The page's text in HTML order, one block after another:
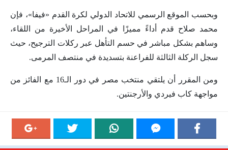
وبحسب الموقع الرسمي للاتحاد الدولي لكرة القدم «فيفا»، فإن
محمد صلاح قدم أداءً مميزًا في المراحل الأخيرة من اللقاء،
وساهم بشكل مباشر في حسم التأهل عبر ركلات الترجيح، حيث
سجل الركلة الثالثة للفراعنة بتسديدة في منتصف المرمى.
ومن المقرر أن يلتقي منتخب مصر في دور الـ16 مع الفائز من
مواجهة كاب فيردي والأرجنتين.